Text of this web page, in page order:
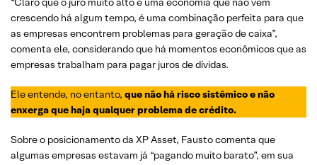
crescendo há algum tempo, é uma combinação perfeita para que
as empresas encontrem problemas para geração de caixa”,
comenta ele, considerando que há momentos econômicos que as
empresas trabalham para pagar juros de dívidas.
Ele entende, no entanto, que não há risco sistêmico e não
enxerga que haja qualquer problema de crédito.
Sobre o posicionamento da XP Asset, Fausto comenta que
algumas empresas estavam já “pagando muito barato”, em sua